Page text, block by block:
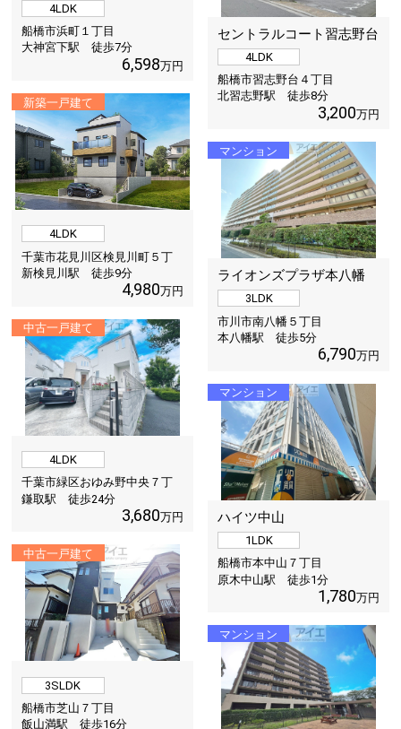
4LDK
船橋市浜町１丁目
大神宮下駅 徒歩7分
6,598万円
新築一戸建て
4LDK
千葉市花見川区検見川町５丁
目
新検見川駅 徒歩9分
4,980万円
中古一戸建て
4LDK
千葉市緑区おゆみ野中央７丁
目
鎌取駅 徒歩24分
3,680万円
中古一戸建て
3SLDK
船橋市芝山７丁目
飯山満駅 徒歩16分
セントラルコート習志野台
4LDK
船橋市習志野台４丁目
北習志野駅 徒歩8分
3,200万円
マンション
ライオンズプラザ本八幡
3LDK
市川市南八幡５丁目
本八幡駅 徒歩5分
6,790万円
マンション
ハイツ中山
1LDK
船橋市本中山７丁目
原木中山駅 徒歩1分
1,780万円
マンション